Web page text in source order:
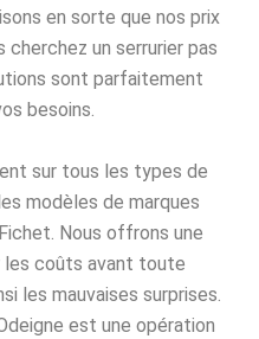
en sorte que nos prix
un serrurier pas
sont parfaitement
besoins.
sur tous les types de
modèles de marques
Nous offrons une
coûts avant toute
les mauvaises surprises.
est une opération